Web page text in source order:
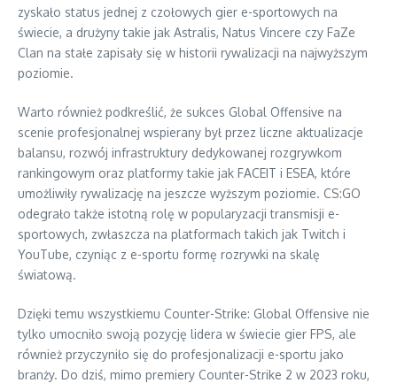
zyskało status jednej z czołowych gier e-sportowych na
świecie, a drużyny takie jak Astralis, Natus Vincere czy FaZe
Clan na stałe zapisały się w historii rywalizacji na najwyższym
poziomie.
Warto również podkreślić, że sukces Global Offensive na
scenie profesjonalnej wspierany był przez liczne aktualizacje
balansu, rozwój infrastruktury dedykowanej rozgrywkom
rankingowym oraz platformy takie jak FACEIT i ESEA, które
umożliwiły rywalizację na jeszcze wyższym poziomie. CS:GO
odegrało także istotną rolę w popularyzacji transmisji e-
sportowych, zwłaszcza na platformach takich jak Twitch i
YouTube, czyniąc z e-sportu formę rozrywki na skalę
światową.
Dzięki temu wszystkiemu Counter-Strike: Global Offensive nie
tylko umocniło swoją pozycję lidera w świecie gier FPS, ale
również przyczyniło się do profesjonalizacji e-sportu jako
branży. Do dziś, mimo premiery Counter-Strike 2 w 2023 roku,